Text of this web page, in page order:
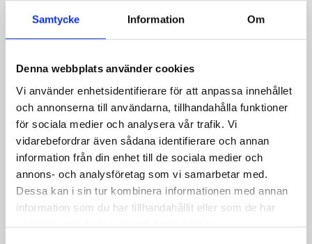
Samtycke Information Om
Denna webbplats använder cookies
Vi använder enhetsidentifierare för att anpassa innehållet
och annonserna till användarna, tillhandahålla funktioner
för sociala medier och analysera vår trafik. Vi
vidarebefordrar även sådana identifierare och annan
information från din enhet till de sociala medier och
annons- och analysföretag som vi samarbetar med.
Dessa kan i sin tur kombinera informationen med annan
information som du har tillhandahållit eller som de har
samlat in när du har använt deras tjänster.
vårlök och färskpotatis
timjansbakade tomater